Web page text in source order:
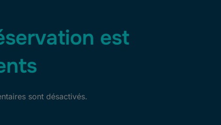
est
sont désactivés.